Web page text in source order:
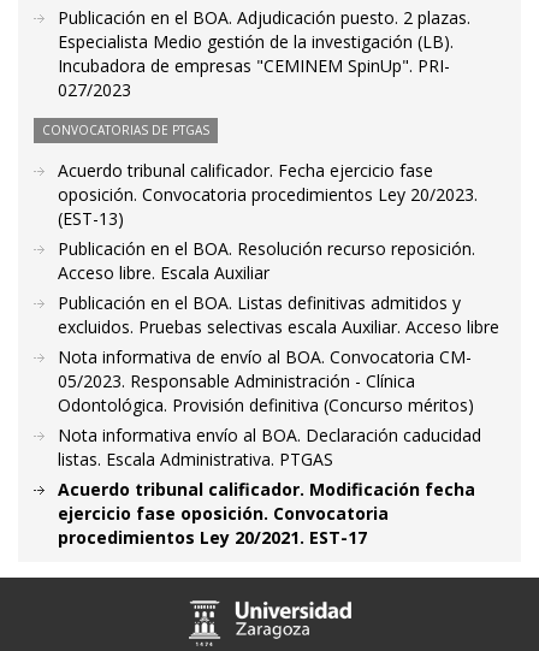
Publicación en el BOA. Adjudicación puesto. 2 plazas.
Especialista Medio gestión de la investigación (LB).
Incubadora de empresas "CEMINEM SpinUp". PRI-
027/2023
CONVOCATORIAS DE PTGAS
Acuerdo tribunal calificador. Fecha ejercicio fase
oposición. Convocatoria procedimientos Ley 20/2023.
(EST-13)
Publicación en el BOA. Resolución recurso reposición.
Acceso libre. Escala Auxiliar
Publicación en el BOA. Listas definitivas admitidos y
excluidos. Pruebas selectivas escala Auxiliar. Acceso libre
Nota informativa de envío al BOA. Convocatoria CM-
05/2023. Responsable Administración - Clínica
Odontológica. Provisión definitiva (Concurso méritos)
Nota informativa envío al BOA. Declaración caducidad
listas. Escala Administrativa. PTGAS
Acuerdo tribunal calificador. Modificación fecha
ejercicio fase oposición. Convocatoria
procedimientos Ley 20/2021. EST-17